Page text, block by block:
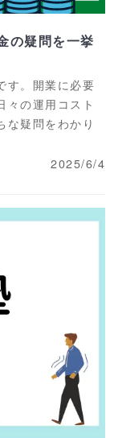
の疑問を一挙
す。開業に必要
々の運用コスト
な疑問をわかり
2025/6/4